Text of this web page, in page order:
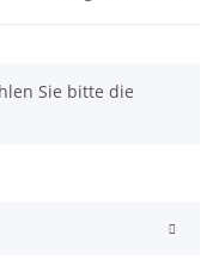
Sie bitte die